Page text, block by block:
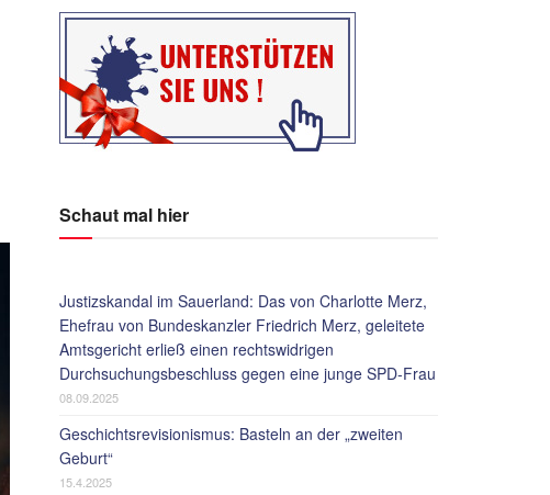
Schaut mal hier
Justizskandal im Sauerland: Das von Charlotte Merz,
Ehefrau von Bundeskanzler Friedrich Merz, geleitete
Amtsgericht erließ einen rechtswidrigen
Durchsuchungsbeschluss gegen eine junge SPD-Frau
08.09.2025
Geschichtsrevisionismus: Basteln an der „zweiten
Geburt“
15.4.2025